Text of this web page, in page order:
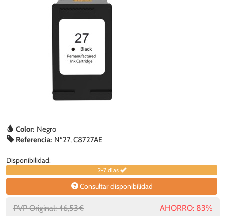
Color: Negro
Referencia: Nº27, C8727AE
Disponibilidad:
2-7 días
Consultar disponibilidad
AHORRO: 83%
PVP Original: 46,53€